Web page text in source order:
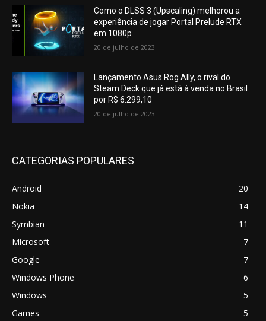
Como o DLSS 3 (Upscaling) melhorou a
experiência de jogar Portal Prelude RTX
em 1080p
20 de julho de 2023
Lançamento Asus Rog Ally, o rival do
Steam Deck que já está à venda no Brasil
por R$ 6.299,10
20 de julho de 2023
CATEGORIAS POPULARES
Android
20
Nokia
14
Symbian
11
Microsoft
7
Google
7
Windows Phone
6
Windows
5
Games
5